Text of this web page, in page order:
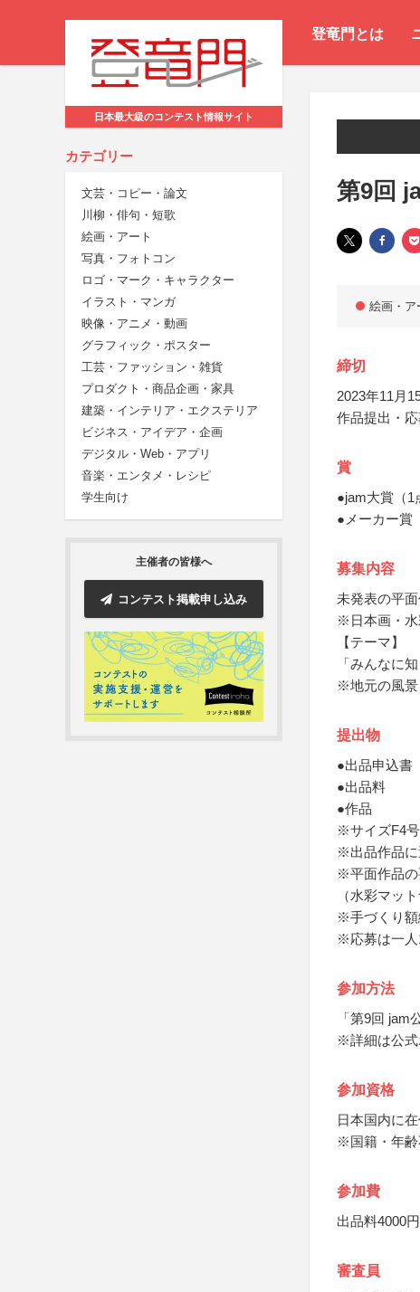
登竜門とは
日本最大級のコンテスト情報サイト
カテゴリー
文芸・コピー・論文
川柳・俳句・短歌
絵画・アート
写真・フォトコン
ロゴ・マーク・キャラクター
イラスト・マンガ
映像・アニメ・動画
グラフィック・ポスター
工芸・ファッション・雑貨
プロダクト・商品企画・家具
建築・インテリア・エクステリア
ビジネス・アイデア・企画
デジタル・Web・アプリ
音楽・エンタメ・レシピ
学生向け
主催者の皆様へ
コンテスト掲載申し込み
第9回
絵画・ア
締切
2023年11月
作品提出・
賞
●jam大賞（
●メーカー賞
募集内容
未発表の平
※日本画・水
【テーマ】
「みんなに
※地元の風景
提出物
●出品申込書
●出品料
●作品
※サイズF4号
※出品作品に
※平面作品の
（水彩マット
※手づくり額
※応募は一人
参加方法
「第9回 jam
※詳細は公式
参加資格
日本国内に
※国籍・年齢
参加費
出品料4000円
審査員